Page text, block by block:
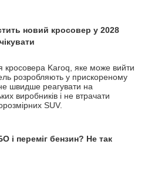
новий кросовер у 2028
кросовера Karoq, яке може вийти
розробляють у прискореному
швидше реагувати на
виробників і не втрачати
SUV.
і переміг бензин? Не так